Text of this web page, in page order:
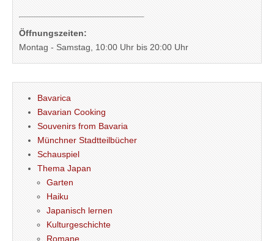
Öffnungszeiten:
Montag - Samstag, 10:00 Uhr bis 20:00 Uhr
Bavarica
Bavarian Cooking
Souvenirs from Bavaria
Münchner Stadtteilbücher
Schauspiel
Thema Japan
Garten
Haiku
Japanisch lernen
Kulturgeschichte
Romane